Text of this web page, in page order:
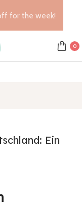
0
Ein
for the week!